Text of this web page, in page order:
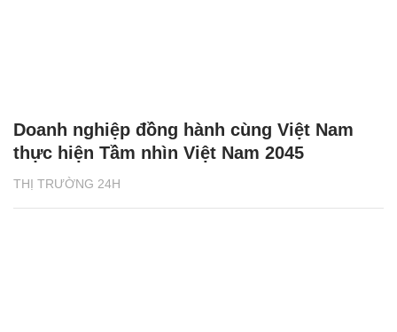
THỊ TRƯỜNG 24H
Doanh nghiệp đồng hành cùng Việt Nam
thực hiện Tầm nhìn Việt Nam 2045